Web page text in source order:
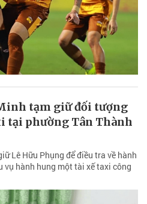
tạm giữ đối tượng
tại phường Tân Thành
Lê Hữu Phụng để điều tra về hành
hành hung một tài xế taxi công